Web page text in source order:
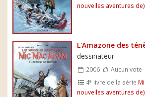
nouvelles aventures de)
L'Amazone des
dessinateur
2006
Aucun vote
4e livre de la série
nouvelles aventures de)